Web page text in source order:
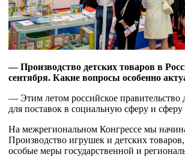
— Производство детских товаров в
сентября. Какие вопросы особенно
— Этим летом российское правительство
для поставок в социальную сферу и сферу
На межрегиональном Конгрессе мы
Производство игрушек и детских
особые меры государственной и